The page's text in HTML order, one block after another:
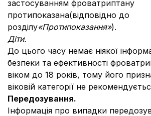
застосуванням фроватриптану
протипоказана(відповідно до
розділу«Протипоказання»).
Діти.
До цього часу немає ніякої
безпеки та ефективності
віком до 18 років, тому його
віковій категорії не
Передозування.
Інформація про випадки